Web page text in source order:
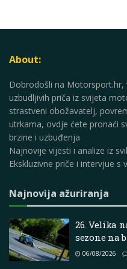
About:
Dobrodošli na Motorsport.hr,
uzbudljivih priča iz svijeta
strastveni obožavatelj,
utrkama, ovdje ćete pronaći
brzine i uzbuđenja
Najnovije vijesti i analize iz
Ekskluzivne priče i intervjue
Najnovija ažuriranja
26. Velika
sezone na
06/08/2026